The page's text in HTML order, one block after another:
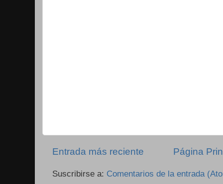
Entrada más reciente Página
Suscribirse a: Comentarios de la entrada